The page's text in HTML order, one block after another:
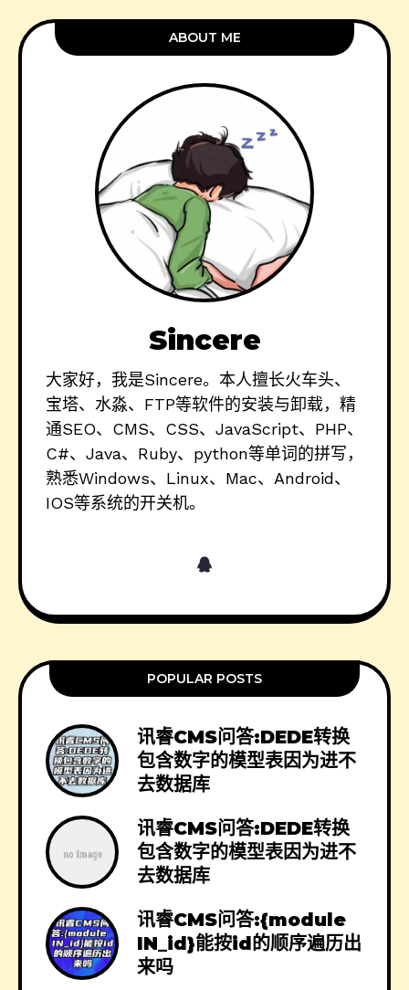
ABOUT ME
Sincere
大家好，我是Sincere。本人擅长火车头、
宝塔、水淼、FTP等软件的安装与卸载，精
通SEO、CMS、CSS、JavaScript、PHP、
C#、Java、Ruby、python等单词的拼写，
熟悉Windows、Linux、Mac、Android、
IOS等系统的开关机。
POPULAR POSTS
讯睿CMS问答:DEDE转换
包含数字的模型表因为进不
去数据库
讯睿CMS问答:DEDE转换
包含数字的模型表因为进不
去数据库
讯睿CMS问答:{module
IN_id}能按id的顺序遍历出
来吗